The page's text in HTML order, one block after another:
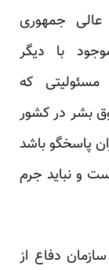
جمهوری
با دیگر
که
بشر در کشور
پاسخگو باشد
و نباید جرم
دفاع از